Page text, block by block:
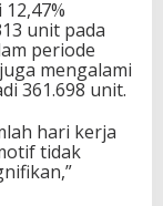
unit pada
periode
mengalami
361.698 unit.
hari kerja
tidak